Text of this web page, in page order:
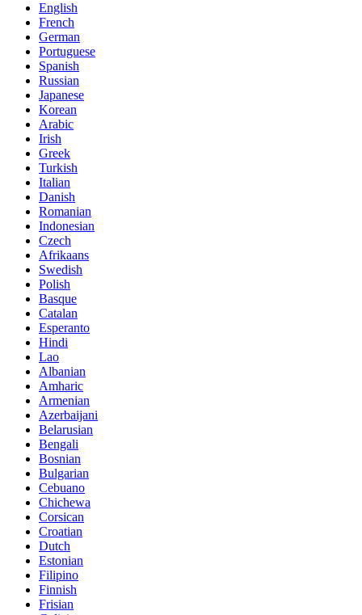
English
French
German
Portuguese
Spanish
Russian
Japanese
Korean
Arabic
Irish
Greek
Turkish
Italian
Danish
Romanian
Indonesian
Czech
Afrikaans
Swedish
Polish
Basque
Catalan
Esperanto
Hindi
Lao
Albanian
Amharic
Armenian
Azerbaijani
Belarusian
Bengali
Bosnian
Bulgarian
Cebuano
Chichewa
Corsican
Croatian
Dutch
Estonian
Filipino
Finnish
Frisian